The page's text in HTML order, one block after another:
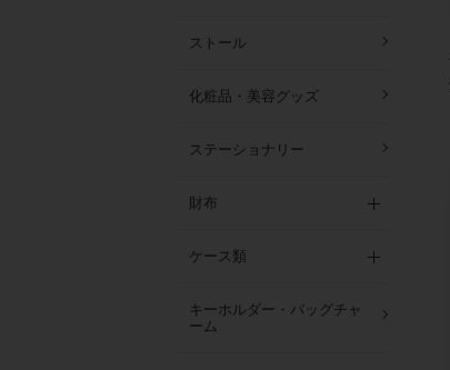
ストール
化粧品・美容グッズ
ステーショナリー
財布
ケース類
キーホルダー・バッグチャ
ーム